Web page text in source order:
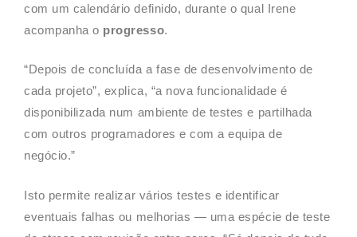
com um calendário definido, durante o qual Irene
acompanha o progresso.
“Depois de concluída a fase de desenvolvimento de
cada projeto”, explica, “a nova funcionalidade é
disponibilizada num ambiente de testes e partilhada
com outros programadores e com a equipa de
negócio.”
Isto permite realizar vários testes e identificar
eventuais falhas ou melhorias — uma espécie de teste